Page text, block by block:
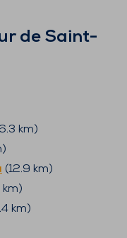
de Saint-
km)
(12.9 km)
km)
km)